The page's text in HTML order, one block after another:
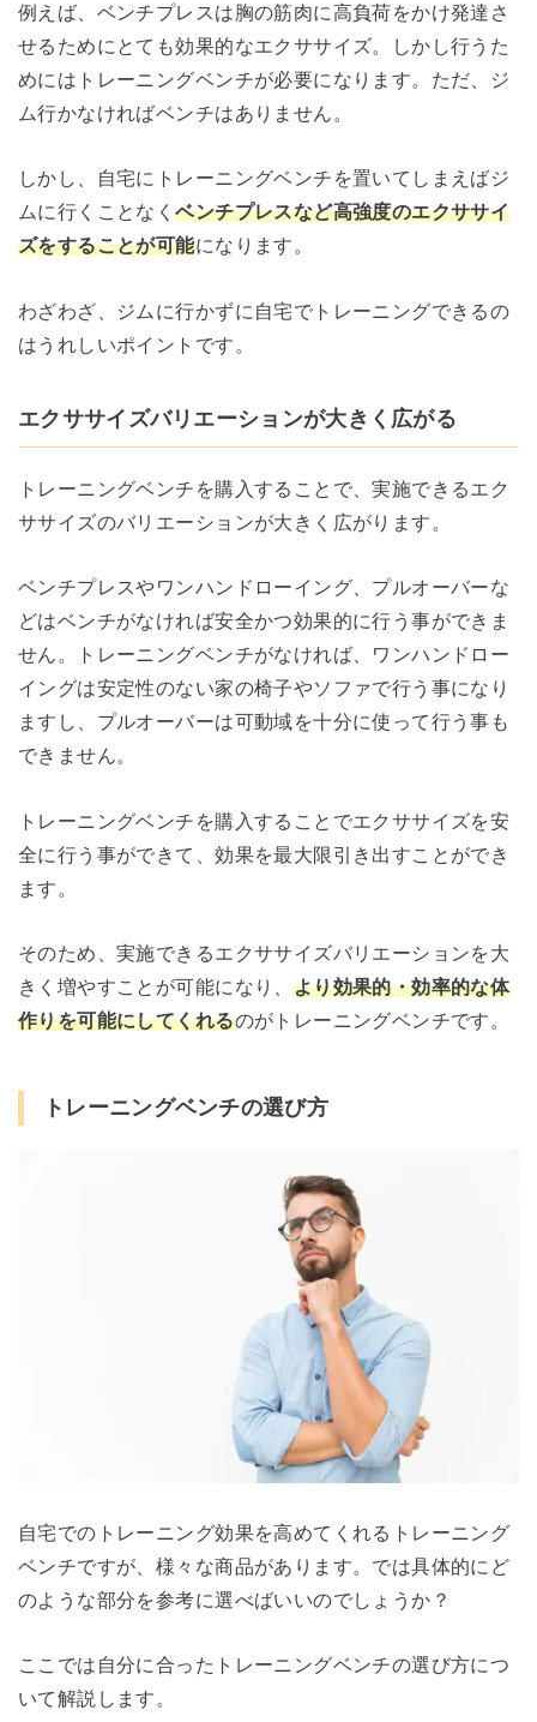
例えば、ベンチプレスは胸の筋肉に高負荷をかけ発達さ
せるためにとても効果的なエクササイズ。しかし行うた
めにはトレーニングベンチが必要になります。ただ、ジ
ム行かなければベンチはありません。
しかし、自宅にトレーニングベンチを置いてしまえばジ
ムに行くことなくベンチプレスなど高強度のエクササイ
ズをすることが可能になります。
わざわざ、ジムに行かずに自宅でトレーニングできるの
はうれしいポイントです。
エクササイズバリエーションが大きく広がる
トレーニングベンチを購入することで、実施できるエク
ササイズのバリエーションが大きく広がります。
ベンチプレスやワンハンドローイング、プルオーバーな
どはベンチがなければ安全かつ効果的に行う事ができま
せん。トレーニングベンチがなければ、ワンハンドロー
イングは安定性のない家の椅子やソファで行う事になり
ますし、プルオーバーは可動域を十分に使って行う事も
できません。
トレーニングベンチを購入することでエクササイズを安
全に行う事ができて、効果を最大限引き出すことができ
ます。
そのため、実施できるエクササイズバリエーションを大
きく増やすことが可能になり、 より効果的・効率的な体
作りを可能にしてくれるのがトレーニングベンチです。
トレーニングベンチの選び方
自宅でのトレーニング効果を高めてくれるトレーニング
ベンチですが、様々な商品があります。では具体的にど
のような部分を参考に選べばいいのでしょうか？
ここでは自分に合ったトレーニングベンチの選び方につ
いて解説します。